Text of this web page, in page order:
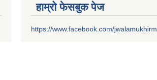
हाम्रो फेसबुक पेज
https://www.facebook.com/jwalamukhirm